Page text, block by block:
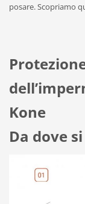
posare. Scopriamo
Kone
Da dove